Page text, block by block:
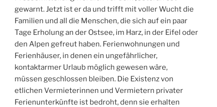
gewarnt. Jetzt ist er da und trifft mit voller Wucht die
Familien und all die Menschen, die sich auf ein paar
Tage Erholung an der Ostsee, im Harz, in der Eifel oder
den Alpen gefreut haben. Ferienwohnungen und
Ferienhäuser, in denen ein ungefährlicher,
kontaktarmer Urlaub möglich gewesen wäre,
müssen geschlossen bleiben. Die Existenz von
etlichen Vermieterinnen und Vermietern privater
Ferienunterkünfte ist bedroht, denn sie erhalten